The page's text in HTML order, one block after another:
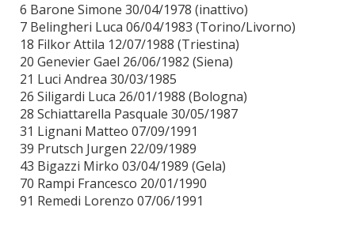
6 Barone Simone 30/04/1978 (inattivo)
7 Belingheri Luca 06/04/1983 (Torino/Livorno)
18 Filkor Attila 12/07/1988 (Triestina)
20 Genevier Gael 26/06/1982 (Siena)
21 Luci Andrea 30/03/1985
26 Siligardi Luca 26/01/1988 (Bologna)
28 Schiattarella Pasquale 30/05/1987
31 Lignani Matteo 07/09/1991
39 Prutsch Jurgen 22/09/1989
43 Bigazzi Mirko 03/04/1989 (Gela)
70 Rampi Francesco 20/01/1990
91 Remedi Lorenzo 07/06/1991